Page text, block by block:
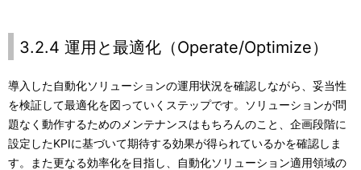
3.2.4 運用と最適化（Operate/Optimize）
導入した自動化ソリューションの運用状況を確認しながら、妥当性
を検証して最適化を図っていくステップです。ソリューションが問
題なく動作するためのメンテナンスはもちろんのこと、企画段階に
設定したKPIに基づいて期待する効果が得られているかを確認しま
す。また更なる効率化を目指し、自動化ソリューション適用領域の